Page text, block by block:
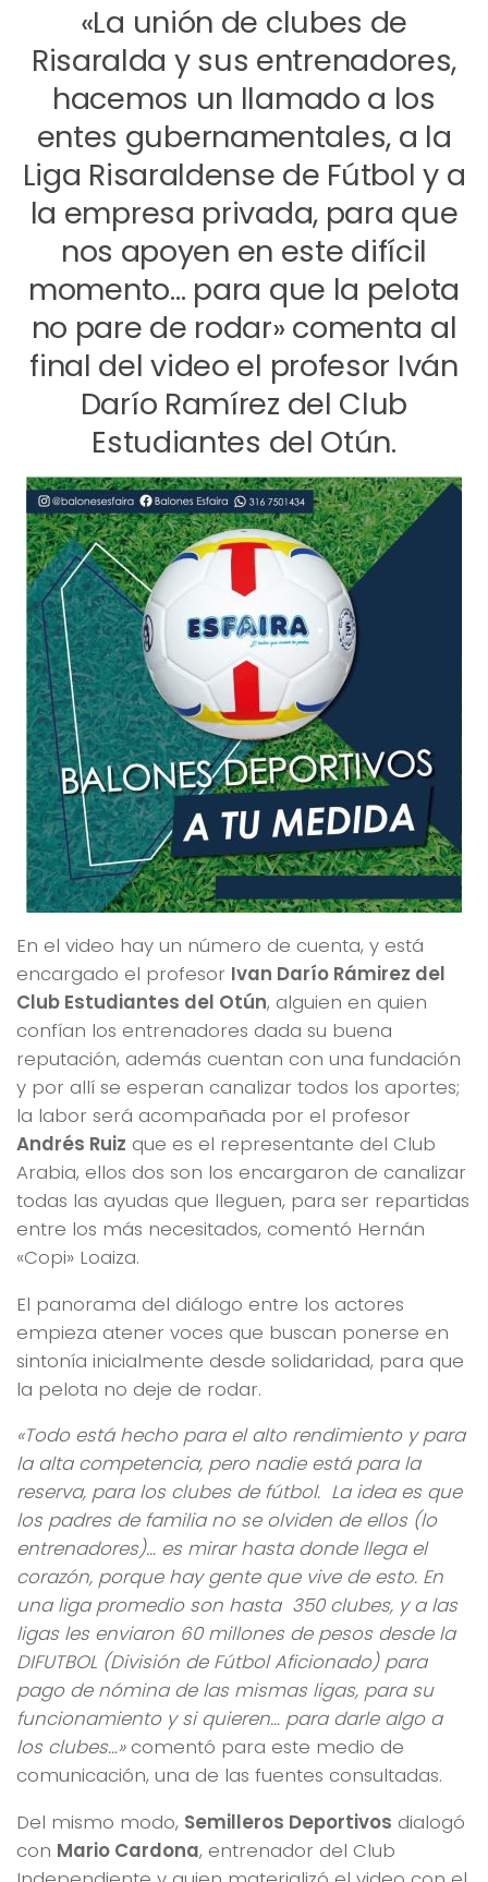
«La unión de clubes de
Risaralda y sus entrenadores,
hacemos un llamado a los
entes gubernamentales, a la
Liga Risaraldense de Fútbol y a
la empresa privada, para que
nos apoyen en este difícil
momento… para que la pelota
no pare de rodar» comenta al
final del video el profesor Iván
Darío Ramírez del Club
Estudiantes del Otún.
En el video hay un número de cuenta, y está
encargado el profesor Ivan Darío Rámirez del
Club Estudiantes del Otún, alguien en quien
confían los entrenadores dada su buena
reputación, además cuentan con una fundación
y por allí se esperan canalizar todos los aportes;
la labor será acompañada por el profesor
Andrés Ruiz que es el representante del Club
Arabia, ellos dos son los encargaron de canalizar
todas las ayudas que lleguen, para ser repartidas
entre los más necesitados, comentó Hernán
«Copi» Loaiza.
El panorama del diálogo entre los actores
empieza atener voces que buscan ponerse en
sintonía inicialmente desde solidaridad, para que
la pelota no deje de rodar.
«Todo está hecho para el alto rendimiento y para
la alta competencia, pero nadie está para la
reserva, para los clubes de fútbol. La idea es que
los padres de familia no se olviden de ellos (lo
entrenadores)… es mirar hasta donde llega el
corazón, porque hay gente que vive de esto. En
una liga promedio son hasta 350 clubes, y a las
ligas les enviaron 60 millones de pesos desde la
DIFUTBOL (División de Fútbol Aficionado) para
pago de nómina de las mismas ligas, para su
funcionamiento y si quieren… para darle algo a
los clubes…»comentó para este medio de
comunicación, una de las fuentes consultadas.
Del mismo modo, Semilleros Deportivos dialogó
con Mario Cardona, entrenador del Club